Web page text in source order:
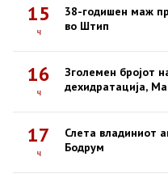
15
ч
38-годишен маж
во Штип
16
ч
Зголемен бројот
дехидратација,
17
ч
Слета владиниот
Бодрум